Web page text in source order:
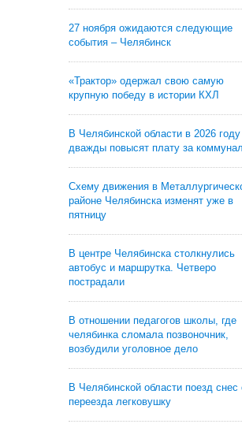
27 ноября ожидаются следующие
события – Челябинск
«Трактор» одержал свою самую
крупную победу в истории КХЛ
В Челябинской области в 2026 году
дважды повысят плату за
Схему движения в
районе Челябинска изменят уже в
пятницу
В центре Челябинска столкнулись
автобус и маршрутка. Четверо
пострадали
В отношении педагогов школы, где
челябинка сломала позвоночник,
возбудили уголовное дело
В Челябинской области поезд снес
переезда легковушку